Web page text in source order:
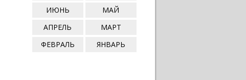
ИЮНЬ
МАЙ
АПРЕЛЬ
МАРТ
ФЕВРАЛЬ
ЯНВАРЬ